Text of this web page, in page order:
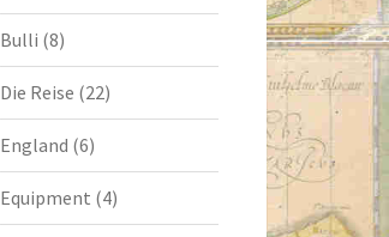
Bulli (8)
Die Reise (22)
England (6)
Equipment (4)